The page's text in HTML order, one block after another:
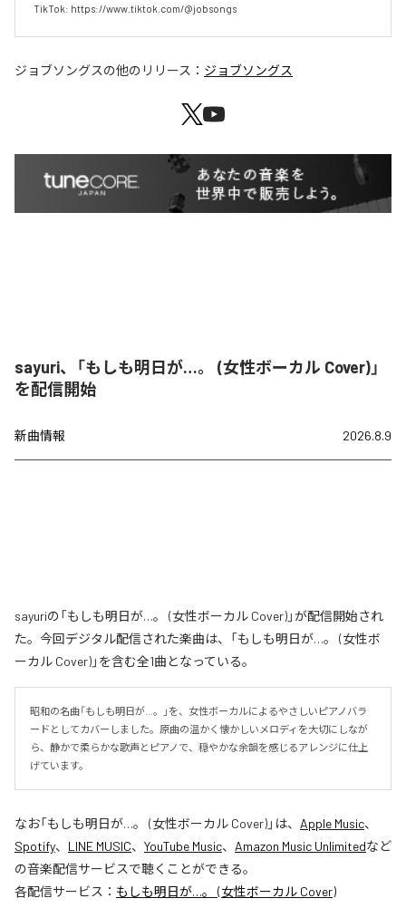
TikTok: https://www.tiktok.com/@jobsongs
ジョブソングスの他のリリース： ジョブソングス
sayuri、「もしも明日が…。 (女性ボーカル Cover)」
を配信開始
新曲情報 2026.8.9
sayuriの「もしも明日が…。 (女性ボーカル Cover)」が配信開始され
た。今回デジタル配信された楽曲は、「もしも明日が…。 (女性ボ
ーカル Cover)」を含む全1曲となっている。
昭和の名曲「もしも明日が…。」を、女性ボーカルによるやさしいピアノバラ
ードとしてカバーしました。原曲の温かく懐かしいメロディを大切にしなが
ら、静かで柔らかな歌声とピアノで、穏やかな余韻を感じるアレンジに仕上
げています。
なお「もしも明日が…。 (女性ボーカル Cover)」は、 Apple Music、
Spotify、 LINE MUSIC、 YouTube Music、 Amazon Music Unlimitedなど
の音楽配信サービスで聴くことができる。
各配信サービス： もしも明日が…。 (女性ボーカル Cover)